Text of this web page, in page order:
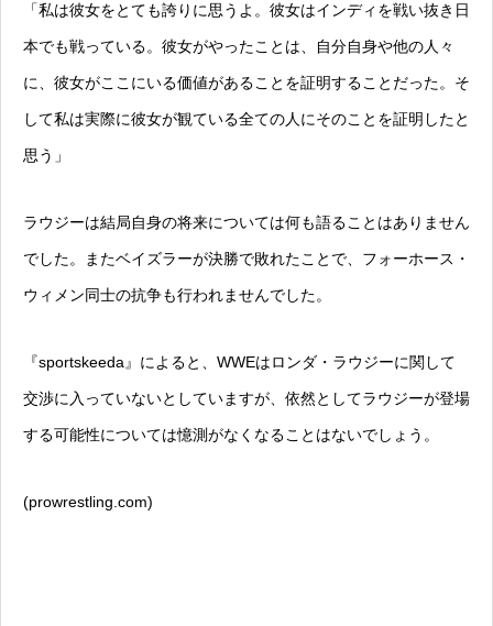
「私は彼女をとても誇りに思うよ。彼女はインディを戦い抜き日
本でも戦っている。彼女がやったことは、自分自身や他の人々
に、彼女がここにいる価値があることを証明することだった。そ
して私は実際に彼女が観ている全ての人にそのことを証明したと
思う」
ラウジーは結局自身の将来については何も語ることはありません
でした。またベイズラーが決勝で敗れたことで、フォーホース・
ウィメン同士の抗争も行われませんでした。
『sportskeeda』によると、WWEはロンダ・ラウジーに関して
交渉に入っていないとしていますが、依然としてラウジーが登場
する可能性については憶測がなくなることはないでしょう。
(prowrestling.com)